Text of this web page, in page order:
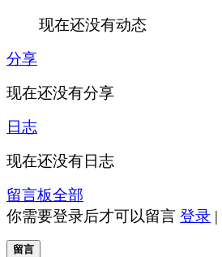
现在还没有动态
分享
现在还没有分享
日志
现在还没有日志
留言板全部
你需要登录后才可以留言 登录 |
留言